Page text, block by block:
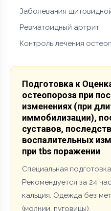
Заболевания
Ревматоидный артрит
Контроль лечения
Подготовка к
остеопороза при
изменениях (при
иммобилизации),
суставов,
воспалительных
при tbs поражении
Специальная
Рекомендуется за 24
кальция. Одежда без
(молнии, пуговицы).